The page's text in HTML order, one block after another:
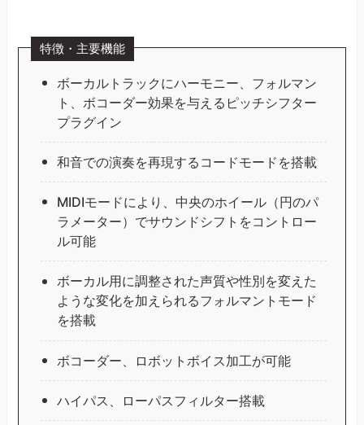
特徴・主要機能
ボーカルトラックにハーモニー、フォルマン
ト、ボコーダー効果を与えるピッチシフター
プラグイン
和音での演奏を再現するコードモードを搭載
MIDIモードにより、中央のホイール（円のパ
ラメーター）でサウンドシフトをコントロー
ル可能
ボーカル用に調整された声質や性別を変えた
ような変化を加えられるフォルマントモード
を搭載
ボコーダー、ロボットボイス加工が可能
ハイパス、ローパスフィルター搭載